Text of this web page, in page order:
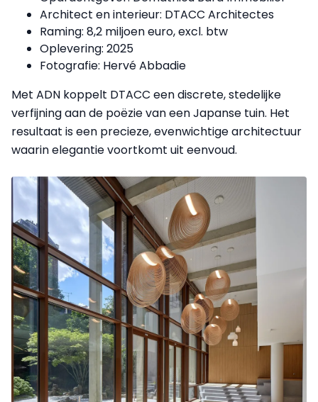
Architect en interieur: DTACC Architectes
Raming: 8,2 miljoen euro, excl. btw
Oplevering: 2025
Fotografie: Hervé Abbadie
Met ADN koppelt DTACC een discrete, stedelijke
verfijning aan de poëzie van een Japanse tuin. Het
resultaat is een precieze, evenwichtige architectuur
waarin elegantie voortkomt uit eenvoud.